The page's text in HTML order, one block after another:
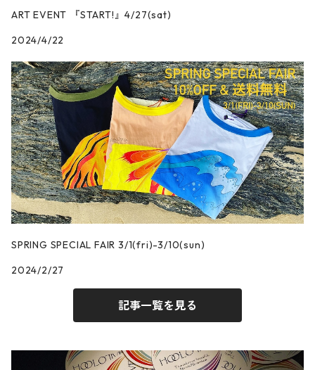
ART EVENT 『START!』4/27(sat)
2024/4/22
SPRING SPECIAL FAIR 3/1(fri)-3/10(sun)
2024/2/27
記事一覧を見る